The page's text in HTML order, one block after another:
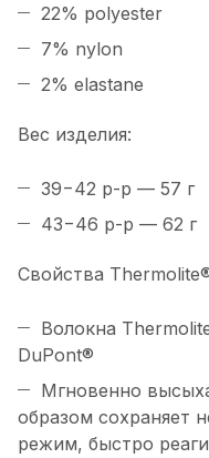
22% polyester
7% nylon
2% elastane
Вес изделия:
39−42 р-р — 57 г
43−46 р-р — 62 г
Свойства
Волокна
DuPont®
Мгновенно
образом сохраняет
режим, быстро